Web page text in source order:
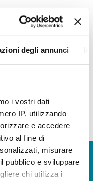
degli annunci
i vostri dati
IP, utilizzando
e accedere
al fine di
misurare
pubblico e sviluppare
chi utilizza i
Trasparenza e la
vigore dal
IL SERVIZIO